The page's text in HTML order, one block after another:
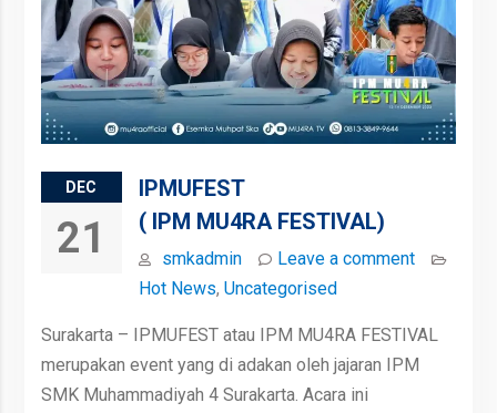
DEC
21
IPMUFEST
( IPM MU4RA FESTIVAL)
smkadmin
Leave a comment
Hot News, Uncategorised
Surakarta – IPMUFEST atau IPM MU4RA FESTIVAL
merupakan event yang di adakan oleh jajaran IPM
SMK Muhammadiyah 4 Surakarta. Acara ini